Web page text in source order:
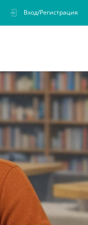
Вход/Регистрация